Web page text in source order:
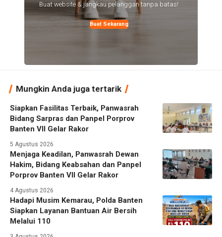
Buat website & jangkau pelanggan tanpa batas!
Buat Sekarang
Mungkin Anda juga tertarik
Siapkan Fasilitas Terbaik, Panwasrah
Bidang Sarpras dan Panpel Porprov
Banten VII Gelar Rakor
5 Agustus 2026
Menjaga Keadilan, Panwasrah Dewan
Hakim, Bidang Keabsahan dan Panpel
Porprov Banten VII Gelar Rakor
4 Agustus 2026
Hadapi Musim Kemarau, Polda Banten
Siapkan Layanan Bantuan Air Bersih
Melalui 110